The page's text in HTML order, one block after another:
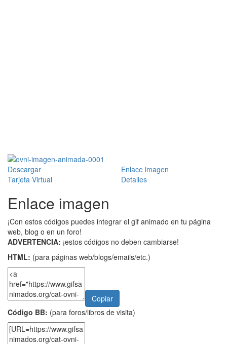
Descargar
Enlace imagen
Tarjeta Virtual
Detalles
Enlace imagen
¡Con estos códigos puedes integrar el gif animado en tu página
web, blog o en un foro!
ADVERTENCIA: ¡estos códigos no deben cambiarse!
HTML: (para páginas web/blogs/emails/etc.)
Copiar
Código BB: (para foros/libros de visita)